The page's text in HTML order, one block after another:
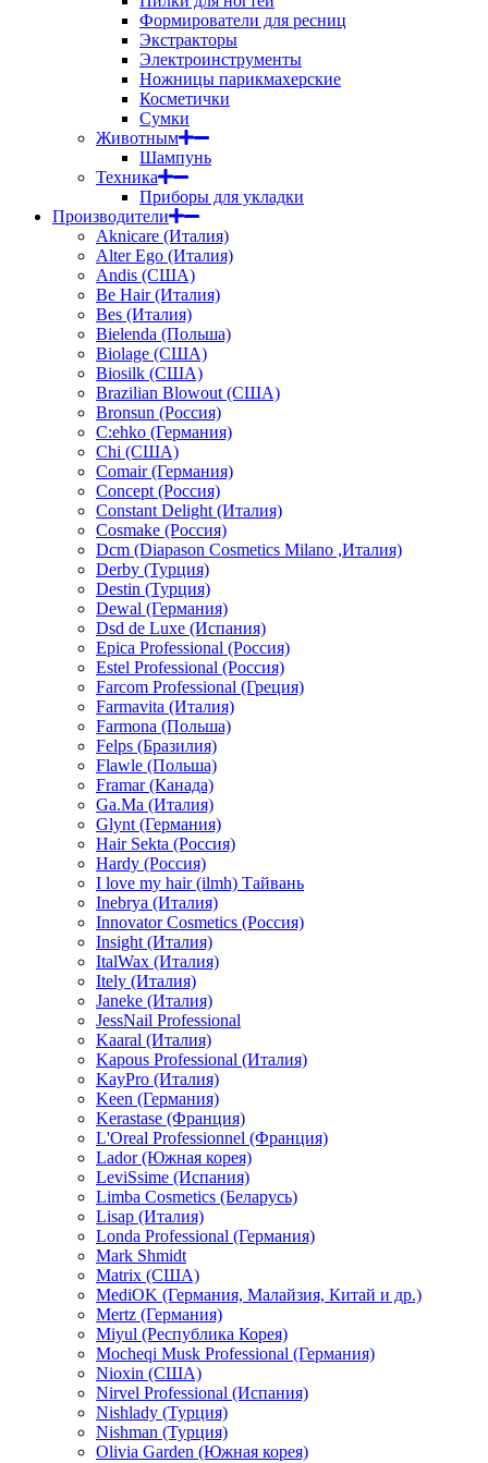
Формирователи для ресниц
Экстракторы
Электроинструменты
Ножницы парикмахерские
Косметички
Сумки
Животным
Шампунь
Техника
Приборы для укладки
Производители
Aknicare (Италия)
Alter Ego (Италия)
Andis (США)
Be Hair (Италия)
Bes (Италия)
Bielenda (Польша)
Biolage (США)
Biosilk (США)
Brazilian Blowout (США)
Bronsun (Россия)
C:ehko (Германия)
Chi (США)
Comair (Германия)
Concept (Россия)
Constant Delight (Италия)
Cosmake (Россия)
Dcm (Diapason Cosmetics Milano ,Италия)
Derby (Турция)
Destin (Турция)
Dewal (Германия)
Dsd de Luxe (Испания)
Epica Professional (Россия)
Estel Professional (Россия)
Farcom Professional (Греция)
Farmavita (Италия)
Farmona (Польша)
Felps (Бразилия)
Flawle (Польша)
Framar (Канада)
Ga.Ma (Италия)
Glynt (Германия)
Hair Sekta (Россия)
Hardy (Россия)
I love my hair (ilmh) Тайвань
Inebrya (Италия)
Innovator Cosmetics (Россия)
Insight (Италия)
ItalWax (Италия)
Itely (Италия)
Janeke (Италия)
JessNail Professional
Kaaral (Италия)
Kapous Professional (Италия)
KayPro (Италия)
Keen (Германия)
Kerastase (Франция)
L'Oreal Professionnel (Франция)
Lador (Южная корея)
LeviSsime (Испания)
Limba Cosmetics (Беларусь)
Lisap (Италия)
Londa Professional (Германия)
Mark Shmidt
Matrix (США)
MediOK (Германия, Малайзия, Китай и др.)
Mertz (Германия)
Miyul (Республика Корея)
Mocheqi Musk Professional (Германия)
Nioxin (США)
Nirvel Professional (Испания)
Nishlady (Турция)
Nishman (Турция)
Olivia Garden (Южная корея)